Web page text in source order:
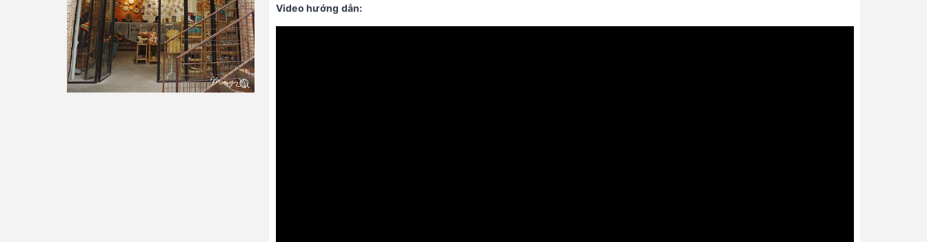
Video hướng dẫn: